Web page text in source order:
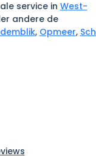
service in West-
andere de
, Opmeer,